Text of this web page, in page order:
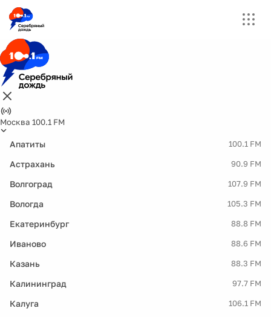
Москва 100.1 FM
Апатиты 100.1 FM
Астрахань 90.9 FM
Волгоград 107.9 FM
Вологда 105.3 FM
Екатеринбург 88.8 FM
Иваново 88.6 FM
Казань 88.3 FM
Калининград 97.7 FM
Калуга 106.1 FM